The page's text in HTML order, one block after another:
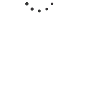
Сердце розовое
фольгированный